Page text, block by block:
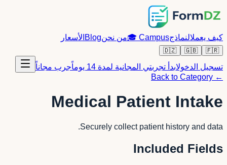
كيف يعملالنماذجCampus
🎓من نحنBlog الأسعار
🇫🇷
🇬🇧
🇩🇿
تسجيل الدخولابدأ تجربتي المجانية لمدة 14 يوماً
جرب مجاناً
← Back to Category
Medical Patient Intake
Securely collect patient history and data.
Included Fields